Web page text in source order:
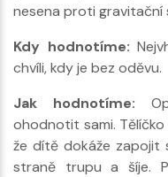
nesena proti gravitační
Kdy hodnotíme:
chvíli, kdy je bez oděvu.
Jak hodnotíme:
ohodnotit sami.
že dítě dokáže zapojit
straně trupu a šíje.